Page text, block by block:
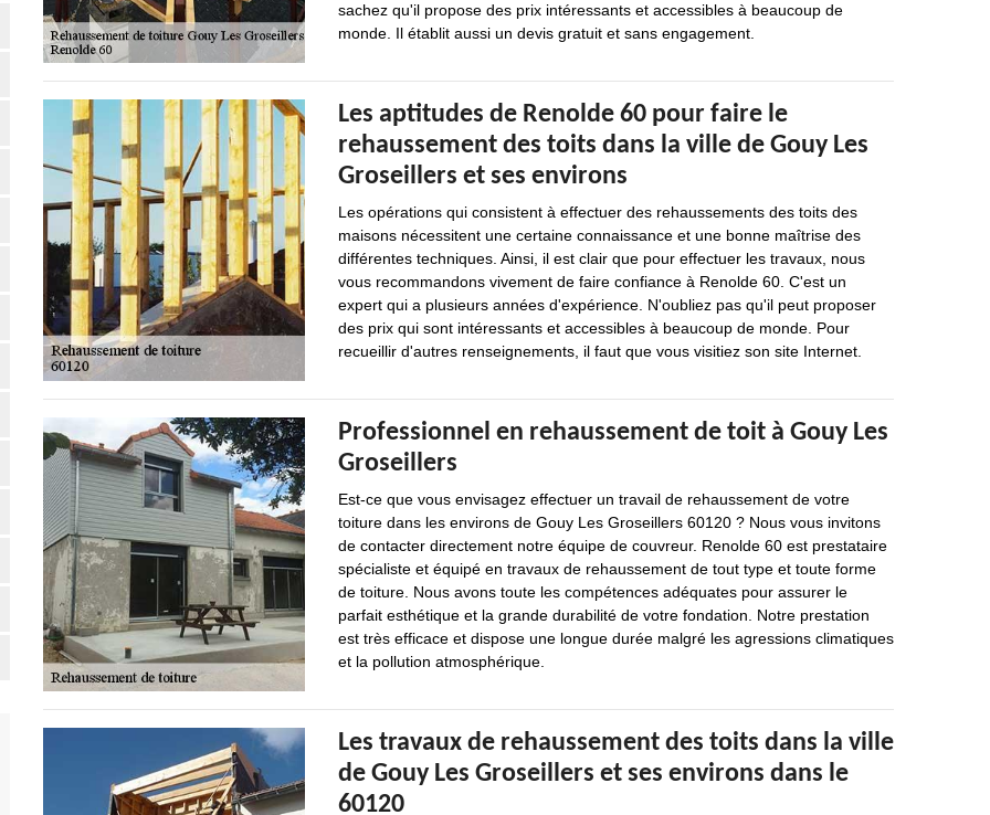
sachez qu'il propose des prix intéressants et accessibles à beaucoup de
monde. Il établit aussi un devis gratuit et sans engagement.
Les aptitudes de Renolde 60 pour faire le
rehaussement des toits dans la ville de Gouy Les
Groseillers et ses environs
Les opérations qui consistent à effectuer des rehaussements des toits des
maisons nécessitent une certaine connaissance et une bonne maîtrise des
différentes techniques. Ainsi, il est clair que pour effectuer les travaux, nous
vous recommandons vivement de faire confiance à Renolde 60. C'est un
expert qui a plusieurs années d'expérience. N'oubliez pas qu'il peut proposer
des prix qui sont intéressants et accessibles à beaucoup de monde. Pour
recueillir d'autres renseignements, il faut que vous visitiez son site Internet.
Professionnel en rehaussement de toit à Gouy Les
Groseillers
Est-ce que vous envisagez effectuer un travail de rehaussement de votre
toiture dans les environs de Gouy Les Groseillers 60120 ? Nous vous invitons
de contacter directement notre équipe de couvreur. Renolde 60 est prestataire
spécialiste et équipé en travaux de rehaussement de tout type et toute forme
de toiture. Nous avons toute les compétences adéquates pour assurer le
parfait esthétique et la grande durabilité de votre fondation. Notre prestation
est très efficace et dispose une longue durée malgré les agressions climatiques
et la pollution atmosphérique.
Les travaux de rehaussement des toits dans la ville
de Gouy Les Groseillers et ses environs dans le
60120